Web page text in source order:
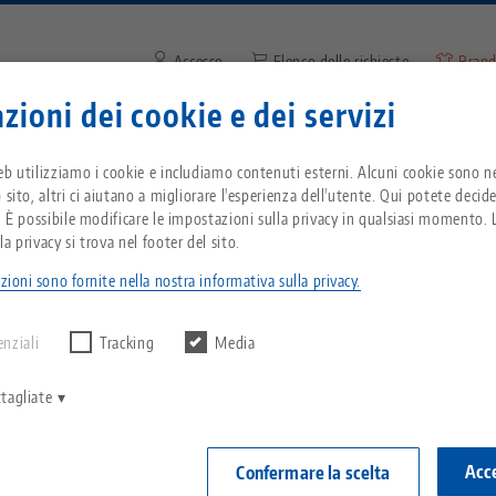
dei cookie e dei servizi
utilizziamo i cookie e includiamo contenuti esterni. Alcuni cookie sono
altri ci aiutano a migliorare l'esperienza dell'utente. Qui potete
possibile modificare le impostazioni sulla privacy in qualsiasi momento.
privacy si trova nel footer del sito.
sono fornite nella nostra informativa sulla privacy.
Tracking Media
Confermare la scelta
pagina degli Stati Uniti per vedere i contenuti
del Paese.
usa.com
Tutto da un'unica fonte
punto zero
Breadcrumb
Informazioni su LANG
Innovazioni
Servizio
Download
Richiesta catalogo
Notizie
Blog
Eventi
Accesso Elenco delle richieste
Inserire il termine di ricerca
77, Perni di ricambio